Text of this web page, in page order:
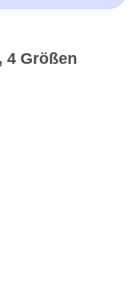
4 Größen